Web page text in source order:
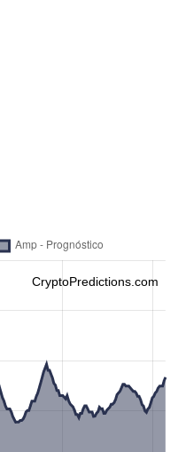
CryptoPredictions.com